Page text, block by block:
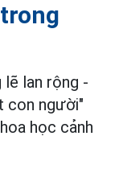
lan rộng -
con người"
học cảnh